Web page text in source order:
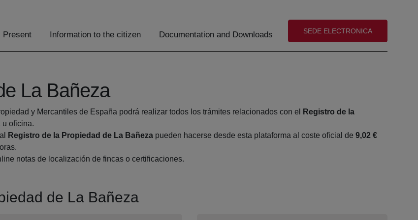
Present Information to the citizen Documentation and Downloads (abre en nueva ventana)
SEDE ELECTRONICA
La Bañeza
y Mercantiles de España podrá realizar todos los trámites relacionados con el
Registro de la
u oficina.
Registro de la Propiedad de La Bañeza pueden hacerse desde esta plataforma al coste oficial de 9,02 €
notas de localización de fincas o certificaciones.
de La Bañeza